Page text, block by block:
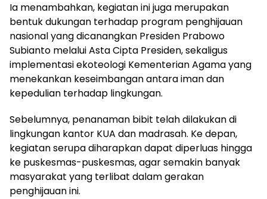
Ia menambahkan, kegiatan ini juga merupakan
bentuk dukungan terhadap program penghijauan
nasional yang dicanangkan Presiden Prabowo
Subianto melalui Asta Cipta Presiden, sekaligus
implementasi ekoteologi Kementerian Agama yang
menekankan keseimbangan antara iman dan
kepedulian terhadap lingkungan.
Sebelumnya, penanaman bibit telah dilakukan di
lingkungan kantor KUA dan madrasah. Ke depan,
kegiatan serupa diharapkan dapat diperluas hingga
ke puskesmas-puskesmas, agar semakin banyak
masyarakat yang terlibat dalam gerakan
penghijauan ini.